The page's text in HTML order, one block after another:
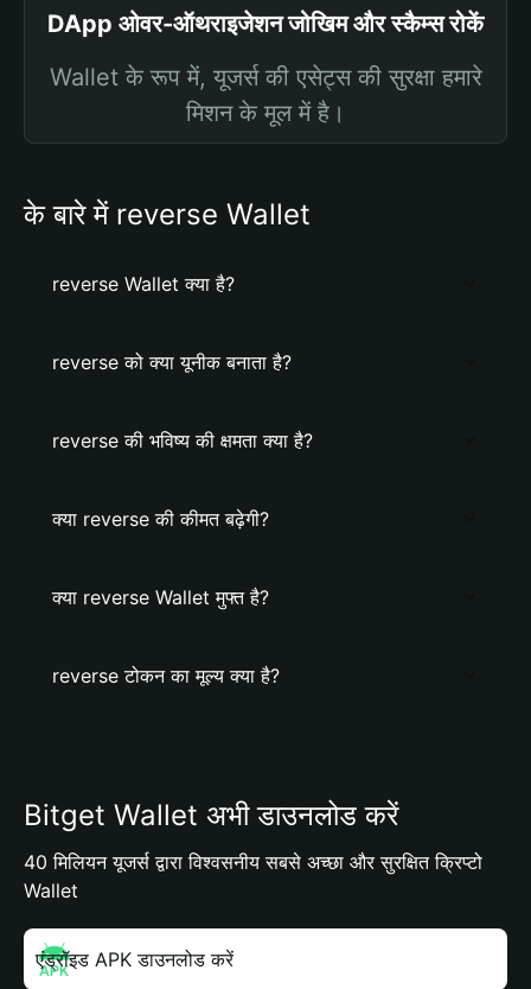
DApp ओवर-ऑथराइजेशन जोखिम और स्कैम्स रोकें
Wallet के रूप में, यूजर्स की एसेट्स की सुरक्षा हमारे
मिशन के मूल में है।
के बारे में reverse Wallet
reverse Wallet क्या है?
reverse को क्या यूनीक बनाता है?
reverse की भविष्य की क्षमता क्या है?
क्या reverse की कीमत बढ़ेगी?
क्या reverse Wallet मुफ्त है?
reverse टोकन का मूल्य क्या है?
Bitget Wallet अभी डाउनलोड करें
40 मिलियन यूजर्स द्वारा विश्वसनीय सबसे अच्छा और सुरक्षित क्रिप्टो
Wallet
एंड्रॉइड APK डाउनलोड करें